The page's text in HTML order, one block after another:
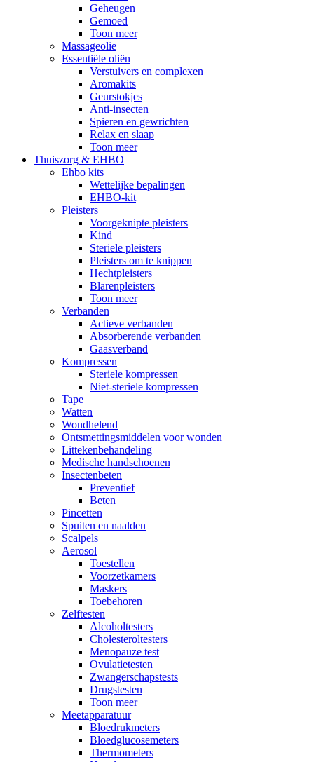
Geheugen
Gemoed
Toon meer
Massageolie
Essentiële oliën
Verstuivers en complexen
Aromakits
Geurstokjes
Anti-insecten
Spieren en gewrichten
Relax en slaap
Toon meer
Thuiszorg & EHBO
Ehbo kits
Wettelijke bepalingen
EHBO-kit
Pleisters
Voorgeknipte pleisters
Kind
Steriele pleisters
Pleisters om te knippen
Hechtpleisters
Blarenpleisters
Toon meer
Verbanden
Actieve verbanden
Absorberende verbanden
Gaasverband
Kompressen
Steriele kompressen
Niet-steriele kompressen
Tape
Watten
Wondhelend
Ontsmettingsmiddelen voor wonden
Littekenbehandeling
Medische handschoenen
Insectenbeten
Preventief
Beten
Pincetten
Spuiten en naalden
Scalpels
Aerosol
Toestellen
Voorzetkamers
Maskers
Toebehoren
Zelftesten
Alcoholtesters
Cholesteroltesters
Menopauze test
Ovulatietesten
Zwangerschapstests
Drugstesten
Toon meer
Meetapparatuur
Bloedrukmeters
Bloedglucosemeters
Thermometers